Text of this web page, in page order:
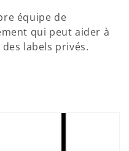
équipe de
qui peut aider à
labels privés.